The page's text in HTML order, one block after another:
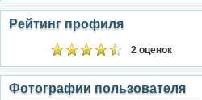
Рейтинг профиля
2 оценок
Фотографии пользователя